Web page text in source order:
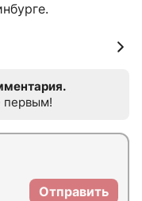
первым!
Отправить